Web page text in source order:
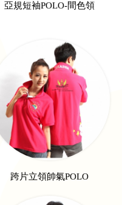
亞規短袖POLO-間色領
跨片立領帥氣POLO